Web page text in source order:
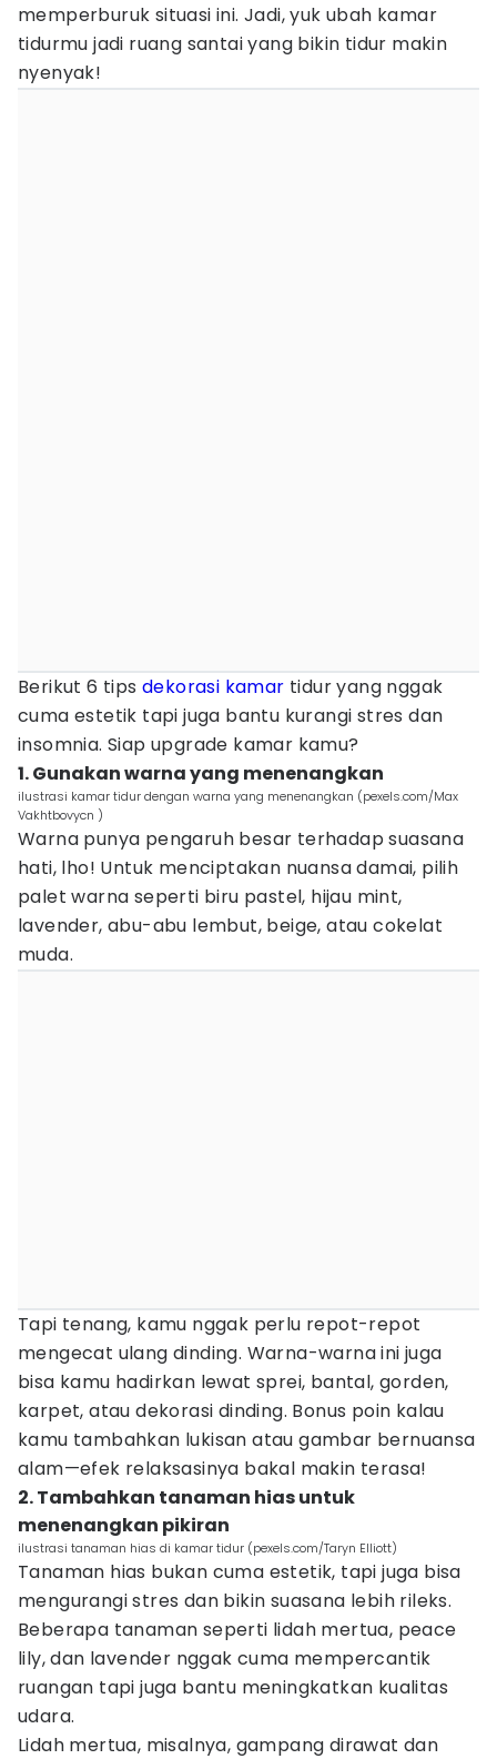
memperburuk situasi ini. Jadi, yuk ubah kamar
tidurmu jadi ruang santai yang bikin tidur makin
nyenyak!
Berikut 6 tipsdekorasi kamar tidur yang nggak
cuma estetik tapi juga bantu kurangi stres dan
insomnia. Siap upgrade kamar kamu?
1. Gunakan warna yang menenangkan
ilustrasi kamar tidur dengan warna yang menenangkan (pexels.com/Max
Vakhtbovycn )
Warna punya pengaruh besar terhadap suasana
hati, lho! Untuk menciptakan nuansa damai, pilih
palet warna seperti biru pastel, hijau mint,
lavender, abu-abu lembut, beige, atau cokelat
muda.
Tapi tenang, kamu nggak perlu repot-repot
mengecat ulang dinding. Warna-warna ini juga
bisa kamu hadirkan lewat sprei, bantal, gorden,
karpet, atau dekorasi dinding. Bonus poin kalau
kamu tambahkan lukisan atau gambar bernuansa
alam—efek relaksasinya bakal makin terasa!
2. Tambahkan tanaman hias untuk
menenangkan pikiran
ilustrasi tanaman hias di kamar tidur (pexels.com/Taryn Elliott)
Tanaman hias bukan cuma estetik, tapi juga bisa
mengurangi stres dan bikin suasana lebih rileks.
Beberapa tanaman seperti lidah mertua, peace
lily, dan lavender nggak cuma mempercantik
ruangan tapi juga bantu meningkatkan kualitas
udara.
Lidah mertua, misalnya, gampang dirawat dan